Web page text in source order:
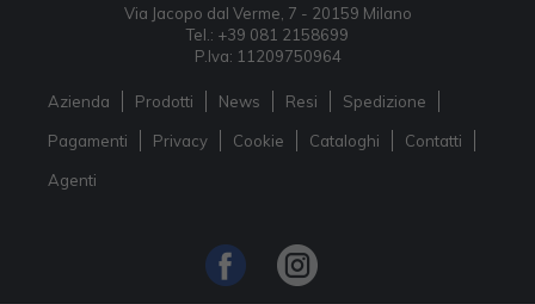
Via Jacopo dal Verme, 7 - 20159 Milano
Tel.: +39 081 2158699
P.Iva: 11209750964
Azienda Prodotti News Resi Spedizione
Pagamenti Privacy Cookie Cataloghi Contatti
Agenti